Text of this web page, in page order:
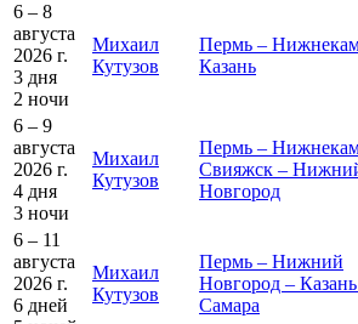
6 – 8
августа
2026 г.
3 дня
2 ночи
Михаил
Кутузов
Пермь –
Казань
6 – 9
августа
2026 г.
4 дня
3 ночи
Михаил
Кутузов
Пермь –
Свияжск –
Новгород
6 – 11
августа
2026 г.
6 дней
Михаил
Кутузов
Пермь – Нижний
Новгород –
Самара